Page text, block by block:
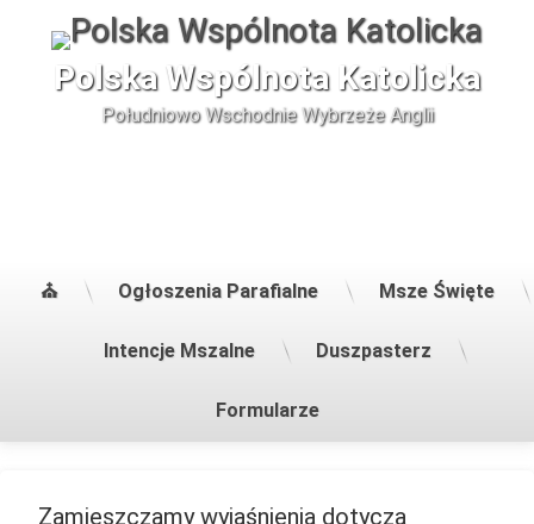
Polska Wspólnota Katolicka
Południowo Wschodnie Wybrzeże Anglii
⛪ Ogłoszenia Parafialne Msze Święte
Intencje Mszalne Duszpasterz
Formularze
Zamieszczamy wyjaśnienia dotyczą